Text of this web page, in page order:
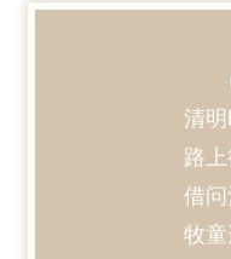
清明
路上
借问
牧童